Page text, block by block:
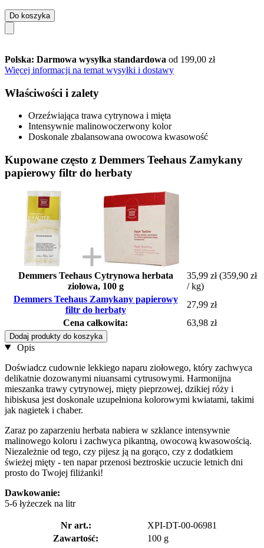
Do koszyka
Polska: Darmowa wysyłka standardowa od 199,00 zł
Więcej informacji na temat wysyłki i dostawy
Właściwości i zalety
Orzeźwiająca trawa cytrynowa i mięta
Intensywnie malinowoczerwony kolor
Doskonale zbalansowana owocowa kwasowość
Kupowane często z Demmers Teehaus Zamykany
papierowy filtr do herbaty
Demmers Teehaus Cytrynowa herbata
ziołowa, 100 g
35,99 zł (359,90 zł
/ kg)
Demmers Teehaus Zamykany papierowy
filtr do herbaty
27,99 zł
Cena całkowita:
63,98 zł
Dodaj produkty do koszyka
Opis
Doświadcz cudownie lekkiego naparu ziołowego, który zachwyca
delikatnie dozowanymi niuansami cytrusowymi. Harmonijna
mieszanka trawy cytrynowej, mięty pieprzowej, dzikiej róży i
hibiskusa jest doskonale uzupełniona kolorowymi kwiatami, takimi
jak nagietek i chaber.
Zaraz po zaparzeniu herbata nabiera w szklance intensywnie
malinowego koloru i zachwyca pikantną, owocową kwasowością.
Niezależnie od tego, czy pijesz ją na gorąco, czy z dodatkiem
świeżej mięty - ten napar przenosi beztroskie uczucie letnich dni
prosto do Twojej filiżanki!
Dawkowanie:
5-6 łyżeczek na litr
Nr art.:
XPI-DT-00-06981
Zawartość:
100 g